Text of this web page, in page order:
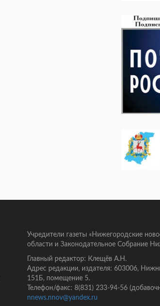
Учредители газеты «Нижегородские
области и Законодательное Собрание
Главный редактор: Клещёв А.Н.
Адрес редакции, издателя: 603006,
151Б, помещение 5.
Телефон/факс: 8(831) 233-94-56
nnews.nnov@yandex.ru